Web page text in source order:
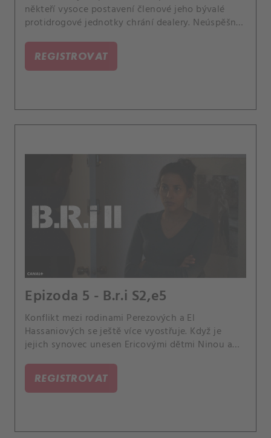
někteří vysoce postavení členové jeho bývalé
protidrogové jednotky chrání dealery. Neúspěšný
nárůstu napětí mezi rodinou Perezových a bratry
El Hassaniovými.
REGISTROVAT
Epizoda 5 - B.r.i S2,e5
Konflikt mezi rodinami Perezových a El
Hassaniových se ještě více vyostřuje. Když je
jejich synovec unesen Ericovými dětmi Ninou a
dny na to, aby ho našel, jinak vyhlásí válku
celému klanu Perezových.
REGISTROVAT